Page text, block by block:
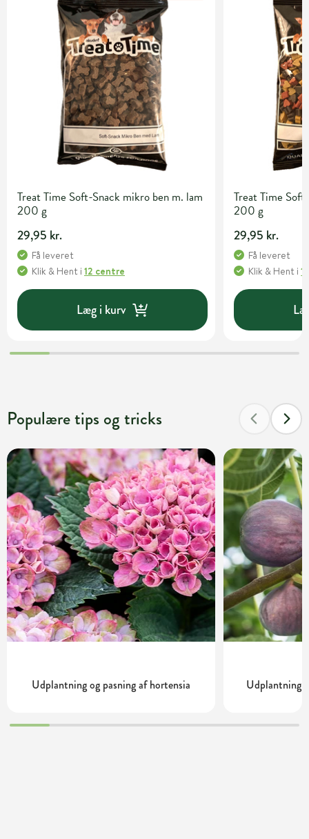
Treat Time Soft-Snack mikro ben m. lam
200 g
29,95 kr.
Få leveret
Klik & Hent i 12 centre
Læg i kurv
Treat Time
200 g
29,95 kr.
Få leveret
Klik & Hent i
Populære tips og tricks
Udplantning og pasning af hortensia Udplantning